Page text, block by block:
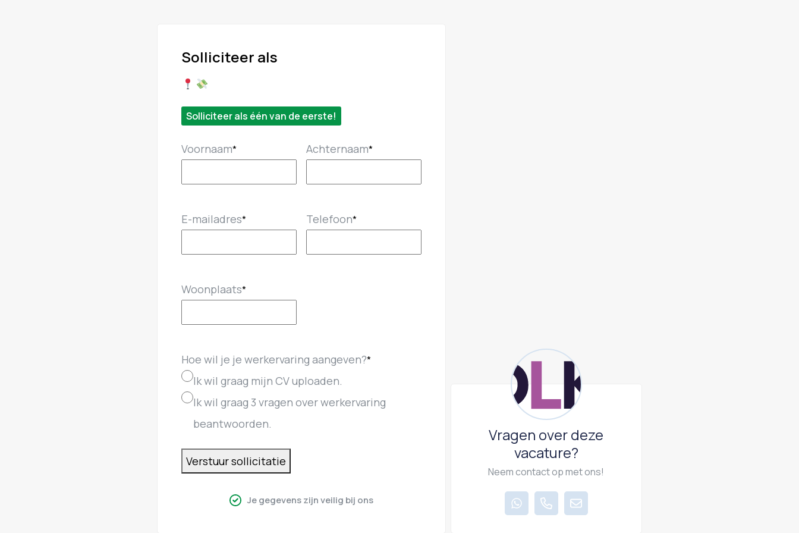
Solliciteer als
Solliciteer als één van de eerste!
Voornaam* Achternaam*
E-mailadres* Telefoon*
Woonplaats*
Hoe wil je je werkervaring aangeven?*
Ik wil graag mijn CV uploaden.
Ik wil graag 3 vragen over werkervaring
beantwoorden.
Verstuur sollicitatie
Je gegevens zijn veilig bij ons
Vragen over deze
vacature?
Neem contact op met ons!